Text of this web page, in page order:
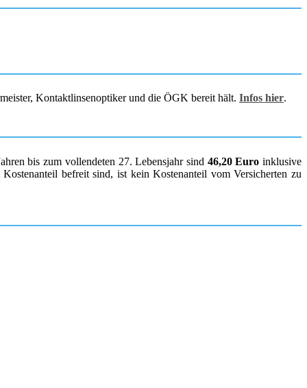
Kontaktlinsenoptiker und die ÖGK bereit hält. Infos hier.
bis zum vollendeten 27. Lebensjahr sind 46,20 Euro inklusive
befreit sind, ist kein Kostenanteil vom Versicherten zu